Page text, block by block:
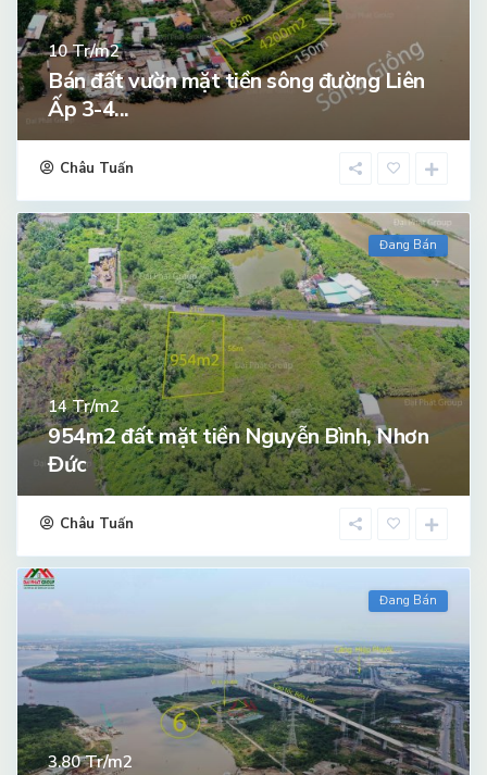
10Tr/m2
Bán đất vườn mặt tiền sông đường Liên
Ấp 3-4...
Châu Tuấn
Đang Bán
14Tr/m2
954m2 đất mặt tiền Nguyễn Bình, Nhơn
Đức
Châu Tuấn
Đang Bán
3.80Tr/m2